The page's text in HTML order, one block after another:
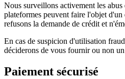
Nous surveillons activement les
plateformes peuvent faire l'objet d'un
refusons la demande de crédit et
En cas de suspicion d'utilisation
déciderons de vous fournir ou non
Paiement sécurisé